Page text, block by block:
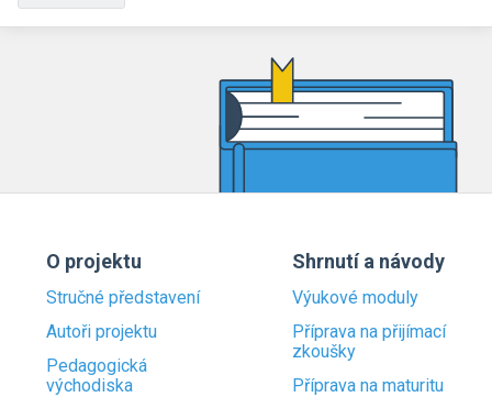
O projektu
Stručné představení
Autoři projektu
Pedagogická
východiska
Shrnutí a návody
Výukové moduly
Příprava na přijímací
zkoušky
Příprava na maturitu